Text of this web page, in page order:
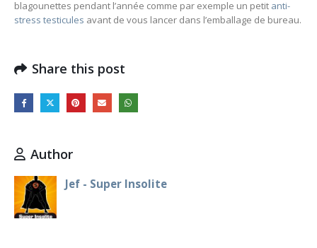
blagounettes pendant l’année comme par exemple un petit anti-
stress testicules avant de vous lancer dans l’emballage de bureau.
Share this post
Author
Jef - Super Insolite